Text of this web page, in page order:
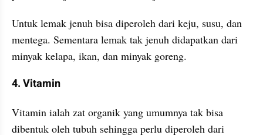
Untuk lemak jenuh bisa diperoleh dari keju, susu, dan
mentega. Sementara lemak tak jenuh didapatkan dari
minyak kelapa, ikan, dan minyak goreng.
4. Vitamin
Vitamin ialah zat organik yang umumnya tak bisa
dibentuk oleh tubuh sehingga perlu diperoleh dari